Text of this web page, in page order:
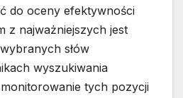
do oceny efektywności
z najważniejszych jest
słów
wyszukiwania
tych pozycji